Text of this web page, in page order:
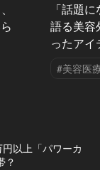
「話題
語る美容
ったア
#美容医
以上「パワーカ
？